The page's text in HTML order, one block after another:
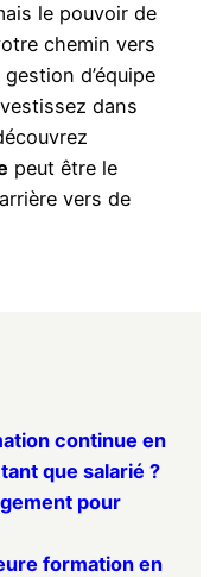
le pouvoir de
chemin vers
d’équipe
dans
peut être le
vers de
continue en
que salarié ?
pour
formation en